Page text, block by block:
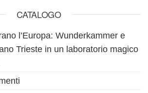
CATALOGO
l’Europa: Wunderkammer e
Trieste in un laboratorio magico